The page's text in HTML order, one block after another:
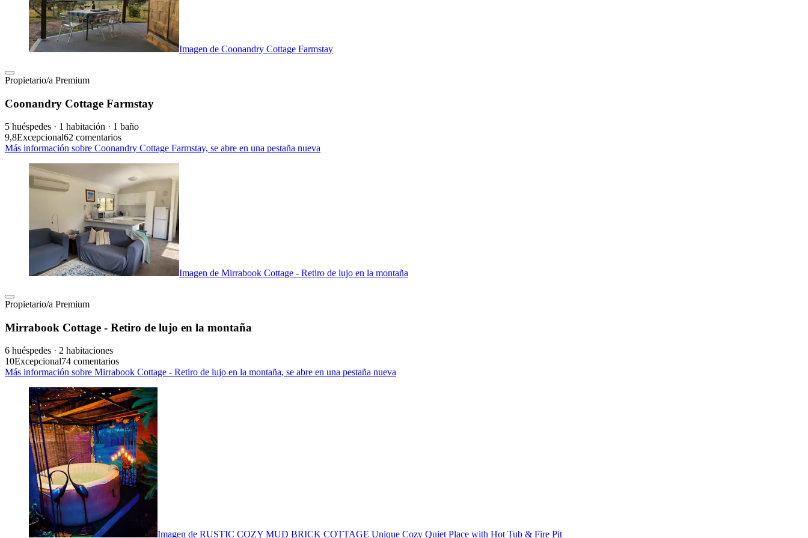
Imagen de Coonandry Cottage Farmstay
Propietario/a Premium
Coonandry Cottage Farmstay
5 huéspedes · 1 habitación · 1 baño
9,8Excepcional62 comentarios
Más información sobre Coonandry Cottage Farmstay, se abre en una pestaña nueva
Imagen de Mirrabook Cottage - Retiro de lujo en la montaña
Propietario/a Premium
Mirrabook Cottage - Retiro de lujo en la montaña
6 huéspedes · 2 habitaciones
10Excepcional74 comentarios
Más información sobre Mirrabook Cottage - Retiro de lujo en la montaña, se abre en una pestaña nueva
Imagen de RUSTIC COZY MUD BRICK COTTAGE Unique Cozy Quiet Place with Hot Tub & Fire Pit